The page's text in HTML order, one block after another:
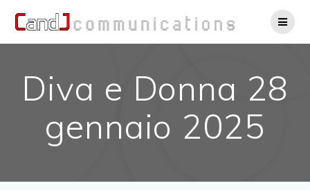
al
Diva e Donna 28
gennaio 2025